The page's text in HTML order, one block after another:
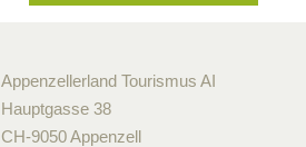
Appenzellerland Tourismus AI
Hauptgasse 38
CH-9050 Appenzell